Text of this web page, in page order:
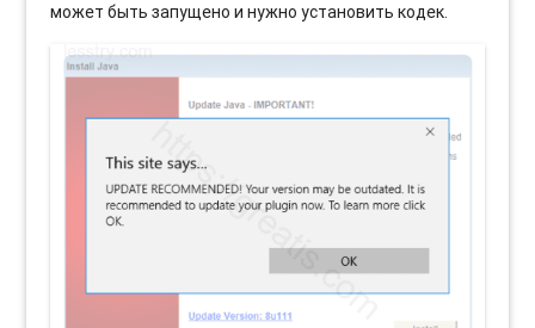
может быть запущено и нужно установить кодек.